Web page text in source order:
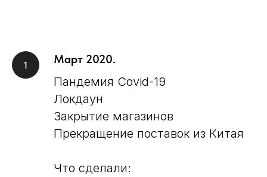
Март 2020.
Пандемия Covid-19
Локдаун
Закрытие магазинов
Прекращение поставок из Китая
Что сделали: